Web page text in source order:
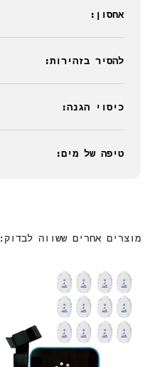
אחסון:
להסיר בזהירות:
כיסוי הגנה:
טיפה של מים:
מוצרים אחרים ששווה לבדוק: